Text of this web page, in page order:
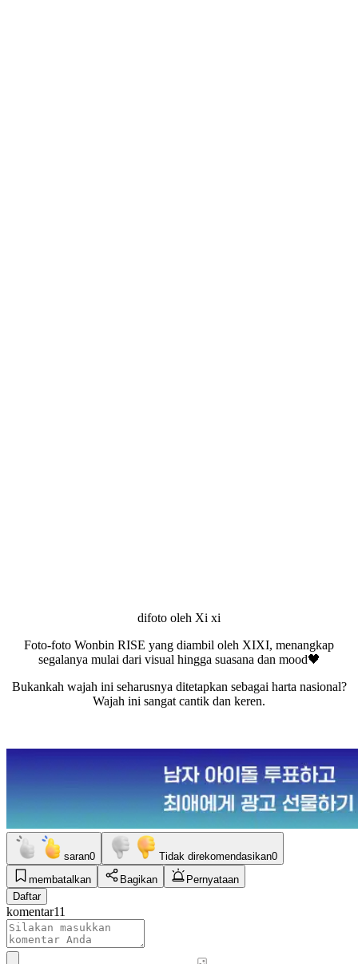
difoto oleh Xi xi
Foto-foto Wonbin RISE yang diambil oleh XIXI, menangkap
segalanya mulai dari visual hingga suasana dan mood🖤
Bukankah wajah ini seharusnya ditetapkan sebagai harta nasional?
Wajah ini sangat cantik dan keren.
saran0 Tidak direkomendasikan0
membatalkan
Bagikan
Pernyataan
Daftar
komentar11